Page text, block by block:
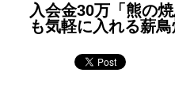
入会金30万「熊の
も気軽に入れる薪